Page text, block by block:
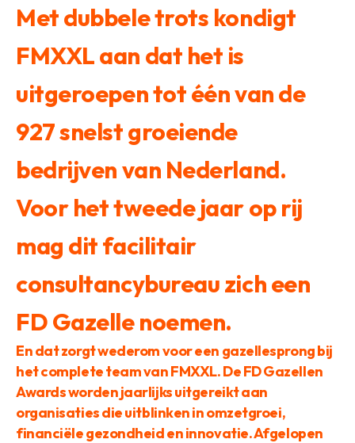
Met dubbele trots kondigt
FMXXL aan dat het is
uitgeroepen tot één van de
927 snelst groeiende
bedrijven van Nederland.
Voor het tweede jaar op rij
mag dit facilitair
consultancybureau zich een
FD Gazelle noemen.
En dat zorgt wederom voor een gazellesprong bij
het complete team van FMXXL. De FD Gazellen
Awards worden jaarlijks uitgereikt aan
organisaties die uitblinken in omzetgroei,
financiële gezondheid en innovatie. Afgelopen